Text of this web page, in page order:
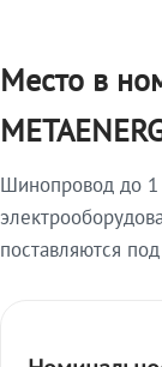
Место в
Шинопровод до 1
поставляются